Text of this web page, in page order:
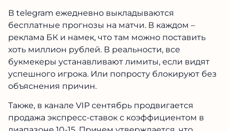
В telegram ежедневно выкладываются
бесплатные прогнозы на матчи. В каждом –
реклама БК и намек, что там можно поставить
хоть миллион рублей. В реальности, все
букмекеры устанавливают лимиты, если видят
успешного игрока. Или попросту блокируют без
объяснения причин.
Также, в канале VIP сентябрь продвигается
продажа экспресс-ставок с коэффициентом в